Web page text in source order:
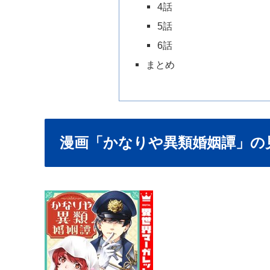
4話
5話
6話
まとめ
漫画「かなりや異類婚姻譚」